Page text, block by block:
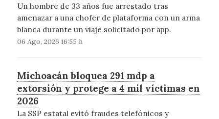
Un hombre de 33 años fue arrestado tras
amenazar a una chofer de plataforma con un arma
blanca durante un viaje solicitado por app.
06 Ago, 2026 16:55 h
Michoacán bloquea 291 mdp a
extorsión y protege a 4 mil víctimas en
2026
La SSP estatal evitó fraudes telefónicos y